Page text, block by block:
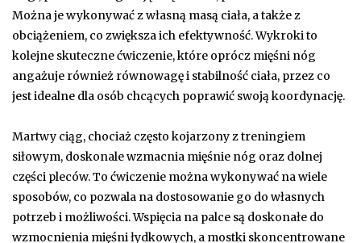
Można je wykonywać z własną masą ciała, a także z
obciążeniem, co zwiększa ich efektywność. Wykroki to
kolejne skuteczne ćwiczenie, które oprócz mięśni nóg
angażuje również równowagę i stabilność ciała, przez co
jest idealne dla osób chcących poprawić swoją koordynację.
Martwy ciąg, chociaż często kojarzony z treningiem
siłowym, doskonale wzmacnia mięśnie nóg oraz dolnej
części pleców. To ćwiczenie można wykonywać na wiele
sposobów, co pozwala na dostosowanie go do własnych
potrzeb i możliwości. Wspięcia na palce są doskonałe do
wzmocnienia mięśni łydkowych, a mostki skoncentrowane